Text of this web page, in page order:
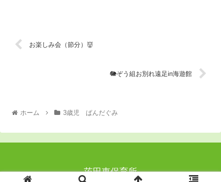
お楽しみ会（節分）👹
🐘ぞう組お別れ遠足in海遊館
ホーム 3歳児 ぱんだぐみ
茨田東保育所